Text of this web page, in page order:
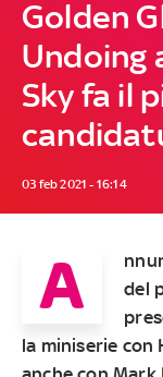
Golden
Undoing
Sky fa il
03 feb 2021 - 16:14
A
del
la miniserie con